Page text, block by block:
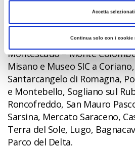
Accetta selezionati
Continua solo con i cookie
Jede Route ist eine
Halbtägige Ausflugsziele
Montefiore Conca, Onferno/
Montescudo – Monte
Misano e Museo SIC a
Santarcangelo di Romagna,
e Montebello, Sogliano sul
Roncofreddo, San Mauro
Sarsina, Mercato Saraceno,
Terra del Sole, Lugo,
Parco del Delta.